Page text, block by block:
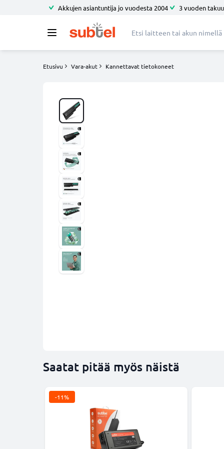
Akkujen asiantuntija jo vuodesta 2004 3 vuoden takuu
Etusivu Vara-akut Kannettavat tietokoneet
Saatat pitää myös näistä
-11%